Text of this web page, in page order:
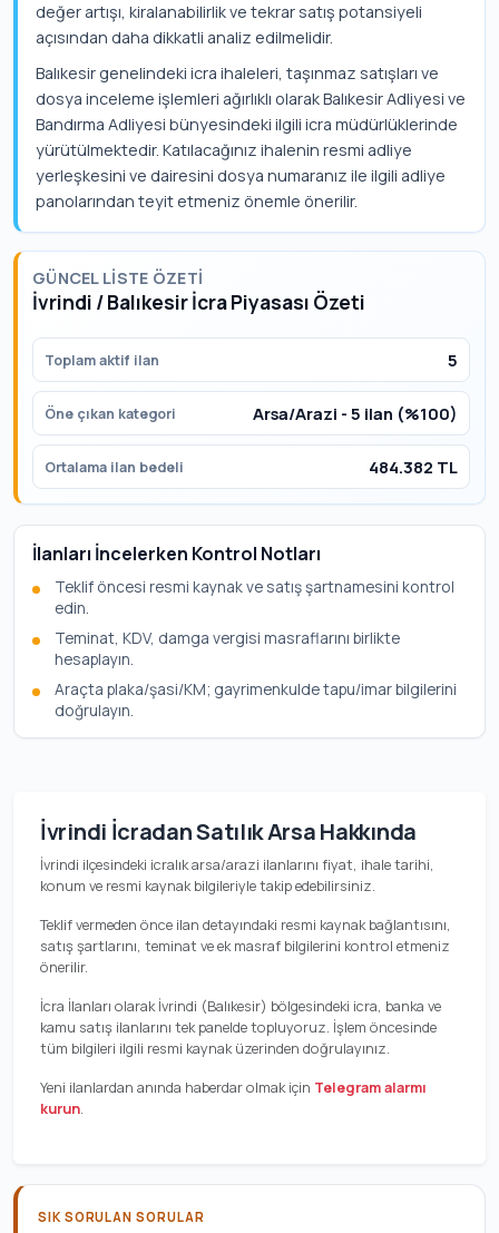
değer artışı, kiralanabilirlik ve tekrar satış potansiyeli
açısından daha dikkatli analiz edilmelidir.
Balıkesir genelindeki icra ihaleleri, taşınmaz satışları ve
dosya inceleme işlemleri ağırlıklı olarak Balıkesir Adliyesi ve
Bandırma Adliyesi bünyesindeki ilgili icra müdürlüklerinde
yürütülmektedir. Katılacağınız ihalenin resmi adliye
yerleşkesini ve dairesini dosya numaranız ile ilgili adliye
panolarından teyit etmeniz önemle önerilir.
GÜNCEL LISTE ÖZETI
İvrindi / Balıkesir İcra Piyasası Özeti
Toplam aktif ilan 5
Öne çıkan kategori Arsa/Arazi - 5 ilan (%100)
Ortalama ilan bedeli 484.382 TL
İlanları İncelerken Kontrol Notları
Teklif öncesi resmi kaynak ve satış şartnamesini kontrol
edin.
Teminat, KDV, damga vergisi masraflarını birlikte
hesaplayın.
Araçta plaka/şasi/KM; gayrimenkulde tapu/imar bilgilerini
doğrulayın.
İvrindi İcradan Satılık Arsa Hakkında
İvrindi ilçesindeki icralık arsa/arazi ilanlarını fiyat, ihale tarihi,
konum ve resmi kaynak bilgileriyle takip edebilirsiniz.
Teklif vermeden önce ilan detayındaki resmi kaynak bağlantısını,
satış şartlarını, teminat ve ek masraf bilgilerini kontrol etmeniz
önerilir.
İcra İlanları olarak İvrindi (Balıkesir) bölgesindeki icra, banka ve
kamu satış ilanlarını tek panelde topluyoruz. İşlem öncesinde
tüm bilgileri ilgili resmi kaynak üzerinden doğrulayınız.
Yeni ilanlardan anında haberdar olmak için Telegram alarmı
kurun.
SIK SORULAN SORULAR